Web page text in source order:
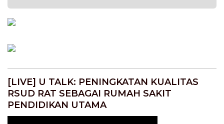
[LIVE] U TALK: PENINGKATAN KUALITAS
RSUD RAT SEBAGAI RUMAH SAKIT
PENDIDIKAN UTAMA